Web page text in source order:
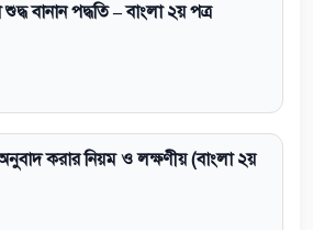
বানান পদ্ধতি – বাংলা ২য় পত্র
করার নিয়ম ও লক্ষণীয় (বাংলা ২য়